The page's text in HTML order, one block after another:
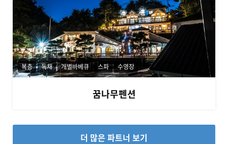
꿈나무펜션
복층 독채 개별바베큐 스파 수영장
더 많은 파트너 보기